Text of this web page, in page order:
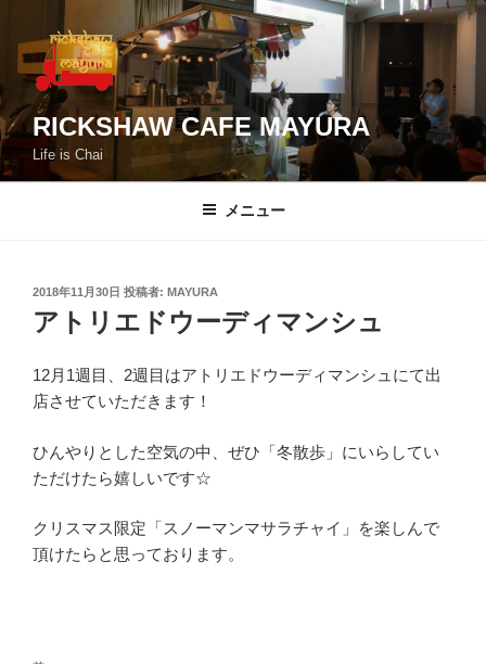
ツ
へ
ス
RICKSHAW CAFE MAYURA
Life is Chai
メニュー
投
稿
日:
2018年11月30日 投稿者: MAYURA
アトリエドウーディマンシュ
12月1週目、2週目はアトリエドウーディマンシュにて出
店させていただきます！
ひんやりとした空気の中、ぜひ「冬散歩」にいらしてい
ただけたら嬉しいです☆
クリスマス限定「スノーマンマサラチャイ」を楽しんで
頂けたらと思っております。
投